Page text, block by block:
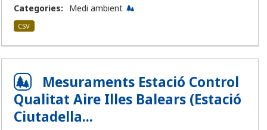
Categories:
Medi ambient
CSV
Mesuraments Estació Control
Qualitat Aire Illes Balears (Estació
Ciutadella...